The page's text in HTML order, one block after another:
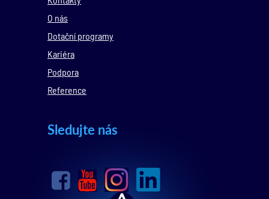
O nás
Dotační programy
Kariéra
Podpora
Reference
Sledujte nás